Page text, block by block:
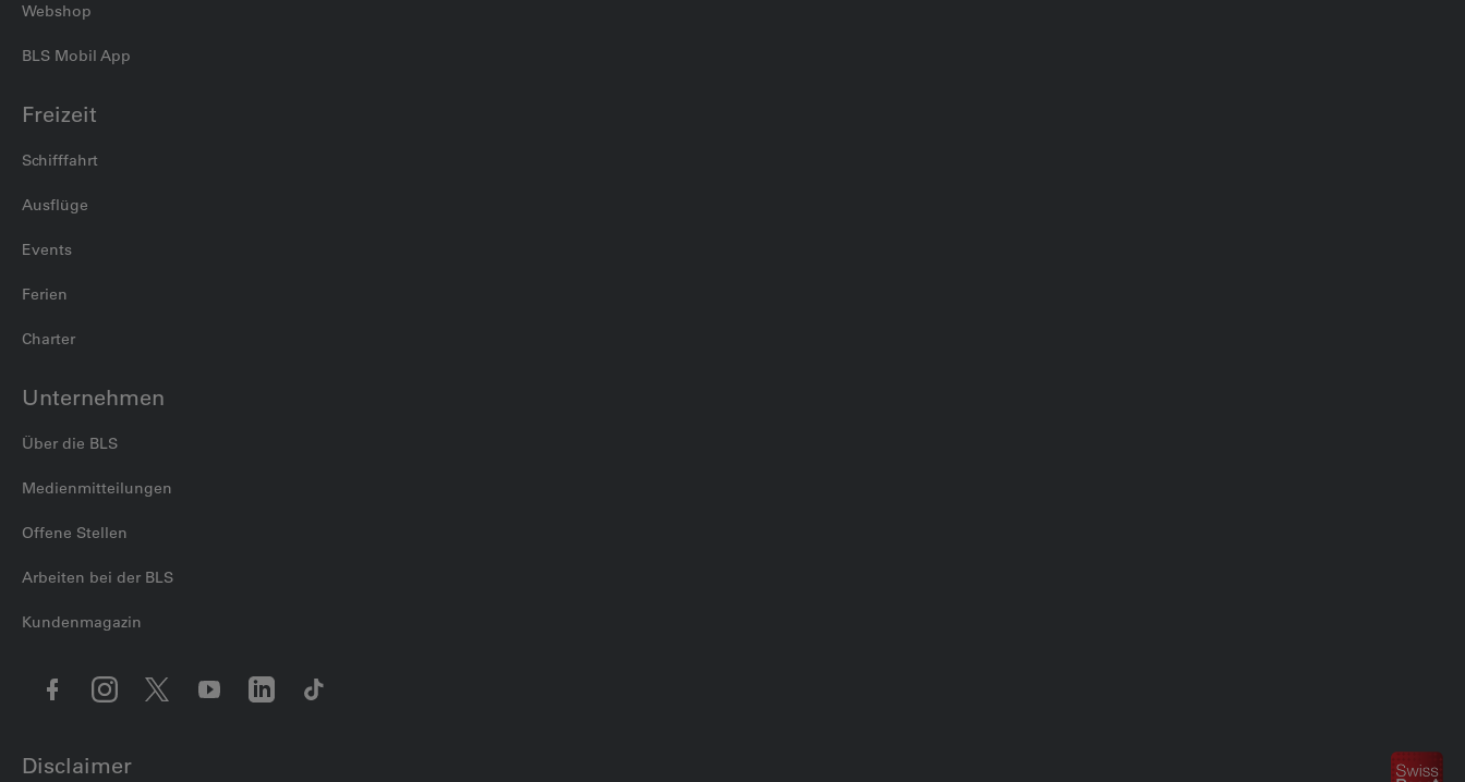
Webshop
BLS Mobil App
Freizeit
Schifffahrt
Ausflüge
Events
Ferien
Charter
Unternehmen
Über die BLS
Medienmitteilungen
Offene Stellen
Arbeiten bei der BLS
Kundenmagazin
Disclaimer